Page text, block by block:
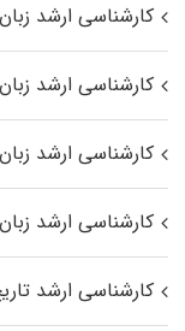
کارشناسی ارشد
کارشناسی ارشد
کارشناسی ارشد
کارشناسی ارشد
کارشناسی ارشد